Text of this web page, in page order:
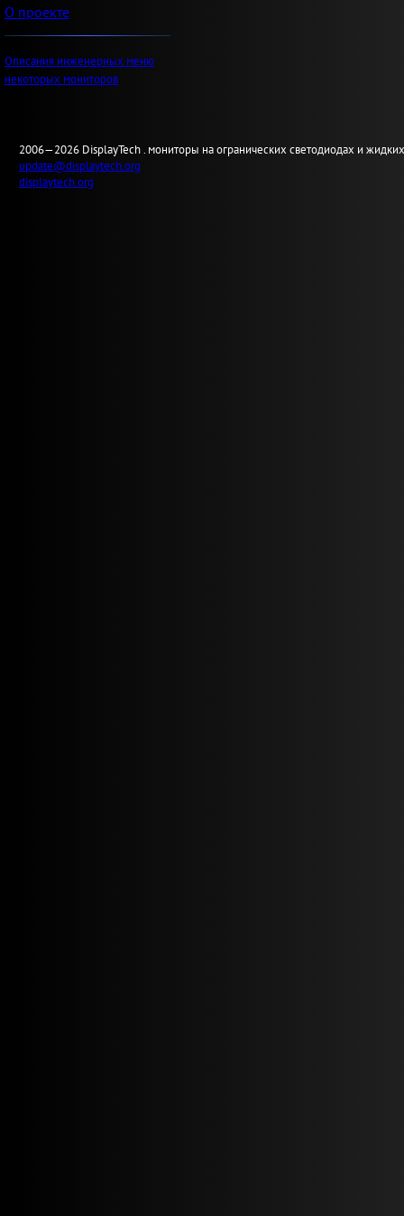
О проекте
Описания инженерных меню
некоторых мониторов
2006—2026 DisplayTech . мониторы на огранических светодиодах и
update@displaytech.org
displaytech.org